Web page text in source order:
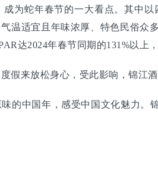
为蛇年春节的一大看点。其中
温适宜且年味浓厚、特色民俗
达2024年春节同期的131%以上
假来放松身心，受此影响，锦江
的中国年，感受中国文化魅力